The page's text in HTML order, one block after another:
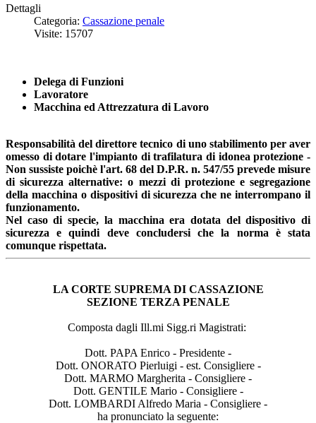
Dettagli
Categoria: Cassazione penale
Visite: 15707
Delega di Funzioni
Lavoratore
Macchina ed Attrezzatura di Lavoro
Responsabilità del direttore tecnico di uno stabilimento per aver
omesso di dotare l'impianto di trafilatura di idonea protezione -
Non sussiste poichè l'art. 68 del D.P.R. n. 547/55 prevede misure
di sicurezza alternative: o mezzi di protezione e segregazione
della macchina o dispositivi di sicurezza che ne interrompano il
funzionamento.
Nel caso di specie, la macchina era dotata del dispositivo di
sicurezza e quindi deve concludersi che la norma è stata
comunque rispettata.
LA CORTE SUPREMA DI CASSAZIONE
SEZIONE TERZA PENALE
Composta dagli Ill.mi Sigg.ri Magistrati:
Dott. PAPA Enrico - Presidente -
Dott. ONORATO Pierluigi - est. Consigliere -
Dott. MARMO Margherita - Consigliere -
Dott. GENTILE Mario - Consigliere -
Dott. LOMBARDI Alfredo Maria - Consigliere -
ha pronunciato la seguente: